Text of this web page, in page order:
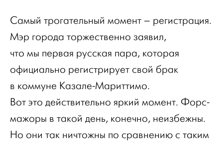
Самый трогательный момент – регистрация.
Мэр города торжественно заявил,
что мы первая русская пара, которая
официально регистрирует свой брак
в коммуне Казале-Мариттимо.
Вот это действительно яркий момент. Форс-
мажоры в такой день, конечно, неизбежны.
Но они так ничтожны по сравнению с таким